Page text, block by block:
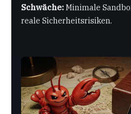
Schwäche:Minimale
reale Sicherheitsrisiken.